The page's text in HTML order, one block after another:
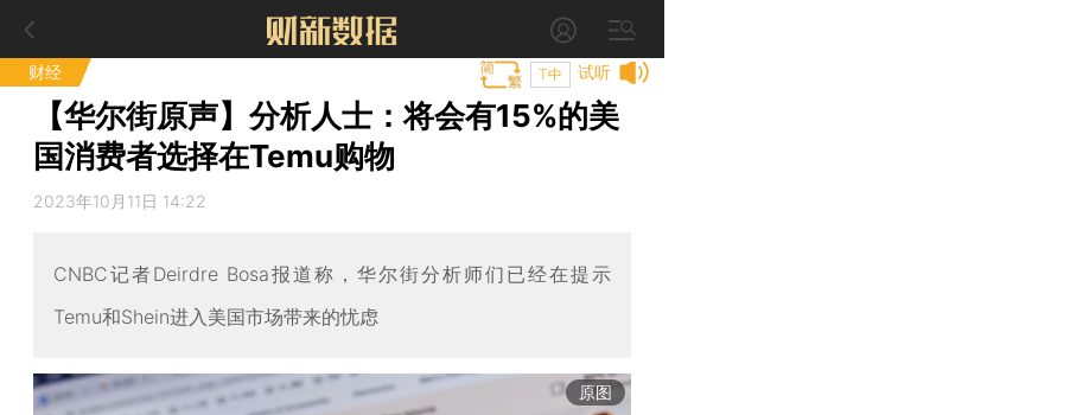
财经 试听
T中
【华尔街原声】分析人士：将会有15%的美
国消费者选择在Temu购物
2023年10月11日 14:22
CNBC记者Deirdre Bosa报道称，华尔街分析师们已经在提示
Temu和Shein进入美国市场带来的忧虑
原图